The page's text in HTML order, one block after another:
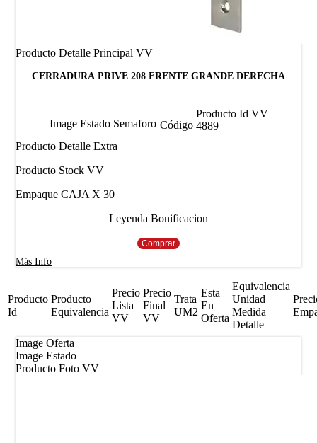
Producto Detalle Principal VV
CERRADURA PRIVE 208 FRENTE GRANDE DERECHA
Image Estado Semaforo Código
Producto Id VV
4889
Producto Detalle Extra
Producto Stock VV
Empaque CAJA X 30
Leyenda Bonificacion
Comprar
Más Info
Producto
Id
Producto
Equivalencia
Precio
Lista
VV
Precio
Final
VV
Trata
UM2
Esta
En
Oferta
Equivalencia
Unidad
Medida
Detalle
Image Oferta
Image Estado
Producto Foto VV